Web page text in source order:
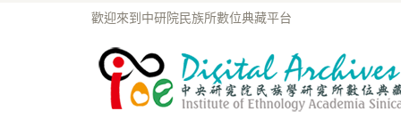
歡迎來到中研院民族所數位典藏平台